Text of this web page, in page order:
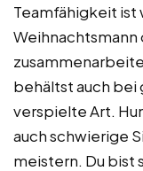
Teamfähigkeit ist
behältst auch bei
verspielte Art.
auch schwierige
meistern. Du bist